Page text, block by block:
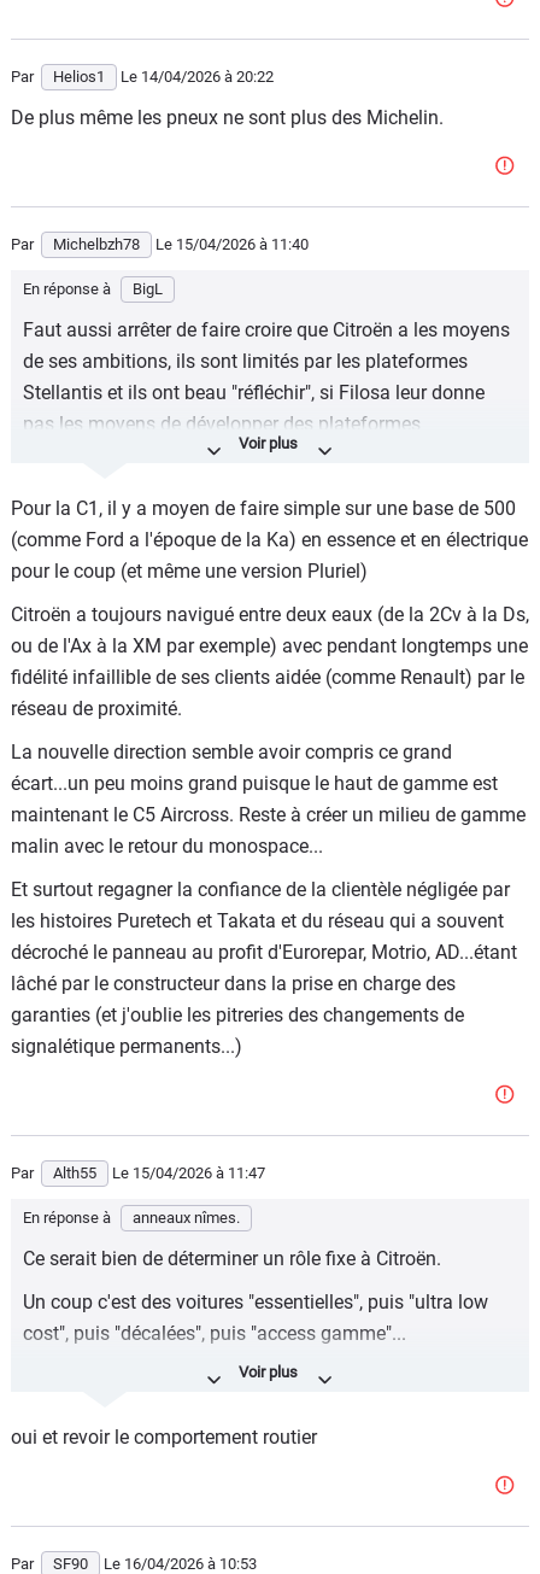
Par Helios1 Le 14/04/2026 à 20:22
De plus même les pneux ne sont plus des Michelin.
Par Michelbzh78 Le 15/04/2026 à 11:40
En réponse à BigL
Faut aussi arrêter de faire croire que Citroën a les moyens
de ses ambitions, ils sont limités par les plateformes
Stellantis et ils ont beau "réfléchir", si Filosa leur donne
pas les moyens de développer des plateformes
spécifiques (ou d'adapter des existantes), leurs projets de
Pour la C1, il y a moyen de faire simple sur une base de 500
(comme Ford a l'époque de la Ka) en essence et en électrique
pour le coup (et même une version Pluriel)
Citroën a toujours navigué entre deux eaux (de la 2Cv à la Ds,
ou de l'Ax à la XM par exemple) avec pendant longtemps une
fidélité infaillible de ses clients aidée (comme Renault) par le
réseau de proximité.
La nouvelle direction semble avoir compris ce grand
écart...un peu moins grand puisque le haut de gamme est
maintenant le C5 Aircross. Reste à créer un milieu de gamme
malin avec le retour du monospace...
Et surtout regagner la confiance de la clientèle négligée par
les histoires Puretech et Takata et du réseau qui a souvent
décroché le panneau au profit d'Eurorepar, Motrio, AD...étant
lâché par le constructeur dans la prise en charge des
garanties (et j'oublie les pitreries des changements de
signalétique permanents...)
Par Alth55 Le 15/04/2026 à 11:47
En réponse à anneaux nîmes.
Ce serait bien de déterminer un rôle fixe à Citroën.
Un coup c'est des voitures "essentielles", puis "ultra low
cost", puis "décalées", puis "access gamme"...
Ca devient illisible et surtout compliqué d'expliquer que
Surtout quand les noms se ressemble en se différenciant
oui et revoir le comportement routier
Par SF90 Le 16/04/2026 à 10:53